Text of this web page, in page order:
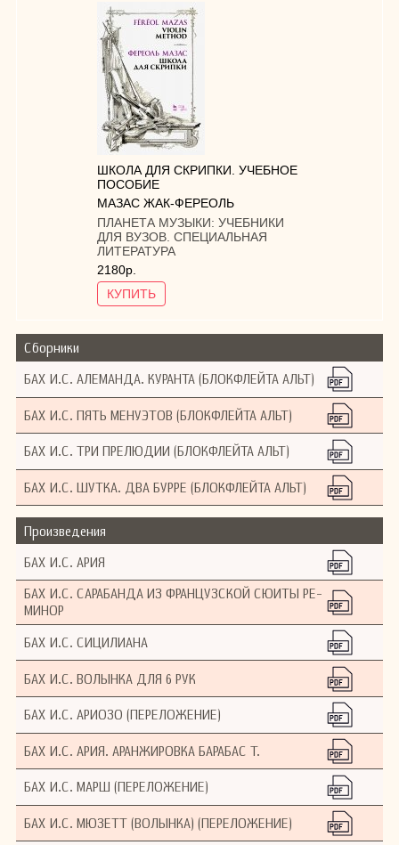
ШКОЛА ДЛЯ СКРИПКИ. УЧЕБНОЕ
ПОСОБИЕ
МАЗАС ЖАК-ФЕРЕОЛЬ
ПЛАНЕТА МУЗЫКИ: УЧЕБНИКИ
ДЛЯ ВУЗОВ. СПЕЦИАЛЬНАЯ
ЛИТЕРАТУРА
2180р.
КУПИТЬ
Сборники
БАХ И.С. АЛЕМАНДА. КУРАНТА (БЛОКФЛЕЙТА АЛЬТ)
БАХ И.С. ПЯТЬ МЕНУЭТОВ (БЛОКФЛЕЙТА АЛЬТ)
БАХ И.С. ТРИ ПРЕЛЮДИИ (БЛОКФЛЕЙТА АЛЬТ)
БАХ И.С. ШУТКА. ДВА БУРРЕ (БЛОКФЛЕЙТА АЛЬТ)
Произведения
БАХ И.С. АРИЯ
БАХ И.С. САРАБАНДА ИЗ ФРАНЦУЗСКОЙ СЮИТЫ РЕ-
МИНОР
БАХ И.С. СИЦИЛИАНА
БАХ И.С. ВОЛЫНКА ДЛЯ 6 РУК
БАХ И.С. АРИОЗО (ПЕРЕЛОЖЕНИЕ)
БАХ И.С. АРИЯ. АРАНЖИРОВКА БАРАБАС Т.
БАХ И.С. МАРШ (ПЕРЕЛОЖЕНИЕ)
БАХ И.С. МЮЗЕТТ (ВОЛЫНКА) (ПЕРЕЛОЖЕНИЕ)